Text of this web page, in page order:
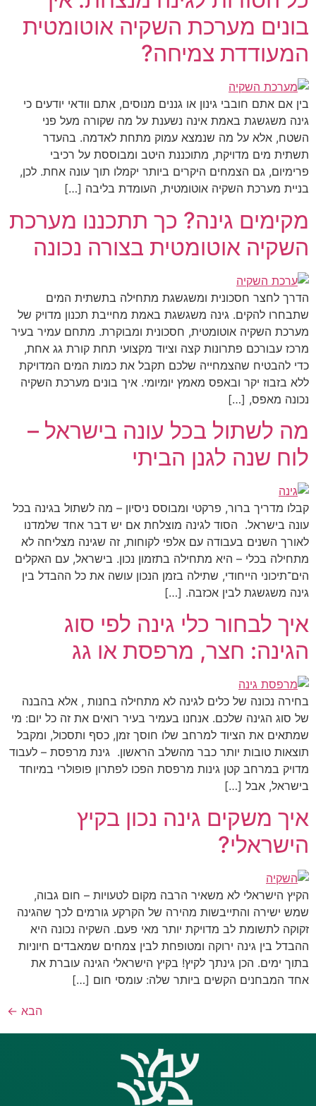
בונים מערכת השקיה אוטומטית
המעודדת צמיחה?
בין אם אתם חובבי גינון או גננים מנוסים, אתם וודאי יודעים כי
גינה משגשגת באמת אינה נשענת על מה שקורה מעל פני
השטח, אלא על מה שנמצא עמוק מתחת לאדמה. בהעדר
תשתית מים מדויקת, מתוכננת היטב ומבוססת על רכיבי
פרימיום, גם הצמחים היקרים ביותר יקמלו תוך עונה אחת. לכן,
בניית מערכת השקיה אוטומטית, העומדת בליבה […]
מקימים גינה? כך תתכננו מערכת
השקיה אוטומטית בצורה נכונה
הדרך לחצר חסכונית ומשגשגת מתחילה בתשתית המים
שתבחרו להקים. גינה משגשגת באמת מחייבת תכנון מדויק של
מערכת השקיה אוטומטית, חסכונית ומבוקרת. מתחם עמיר בעיר
מרכז עבורכם פתרונות קצה וציוד מקצועי תחת קורת גג אחת,
כדי להבטיח שהצמחייה שלכם תקבל את כמות המים המדויקת
ללא בזבוז יקר ובאפס מאמץ יומיומי. איך בונים מערכת השקיה
נכונה מאפס, […]
מה לשתול בכל עונה בישראל –
לוח שנה לגנן הביתי
קבלו מדריך ברור, פרקטי ומבוסס ניסיון – מה לשתול בגינה בכל
עונה בישראל. הסוד לגינה מוצלחת אם יש דבר אחד שלמדנו
לאורך השנים בעבודה עם אלפי לקוחות, זה שגינה מצליחה לא
מתחילה בכלי – היא מתחילה בתזמון נכון. בישראל, עם האקלים
הים־תיכוני הייחודי, שתילה בזמן הנכון עושה את כל ההבדל בין
גינה משגשגת לבין אכזבה. […]
איך לבחור כלי גינה לפי סוג
הגינה: חצר, מרפסת או גג
בחירה נכונה של כלים לגינה לא מתחילה בחנות , אלא בהבנה
של סוג הגינה שלכם. אנחנו בעמיר בעיר רואים את זה כל יום: מי
שמתאים את הציוד למרחב שלו חוסך זמן, כסף ותסכול, ומקבל
תוצאות טובות יותר כבר מהשלב הראשון. גינת מרפסת – לעבוד
מדויק במרחב קטן גינות מרפסת הפכו לפתרון פופולרי במיוחד
בישראל, אבל […]
איך משקים גינה נכון בקיץ
הישראלי?
הקיץ הישראלי לא משאיר הרבה מקום לטעויות – חום גבוה,
שמש ישירה והתייבשות מהירה של הקרקע גורמים לכך שהגינה
זקוקה לתשומת לב מדויקת יותר מאי פעם. השקיה נכונה היא
ההבדל בין גינה ירוקה ומטופחת לבין צמחים שמאבדים חיוניות
בתוך ימים. הכן גינתך לקיץ! בקיץ הישראלי הגינה עוברת את
אחד המבחנים הקשים ביותר שלה: עומסי חום […]
הבא ←